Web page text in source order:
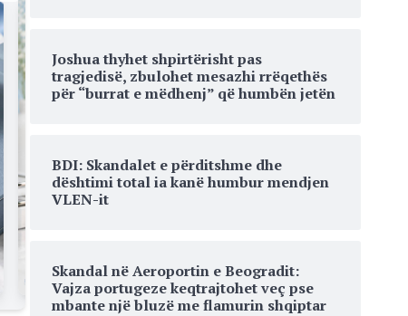
Joshua thyhet shpirtërisht pas
tragjedisë, zbulohet mesazhi rrëqethës
për “burrat e mëdhenj” që humbën jetën
BDI: Skandalet e përditshme dhe
dështimi total ia kanë humbur mendjen
VLEN-it
Skandal në Aeroportin e Beogradit:
Vajza portugeze keqtrajtohet veç pse
mbante një bluzë me flamurin shqiptar